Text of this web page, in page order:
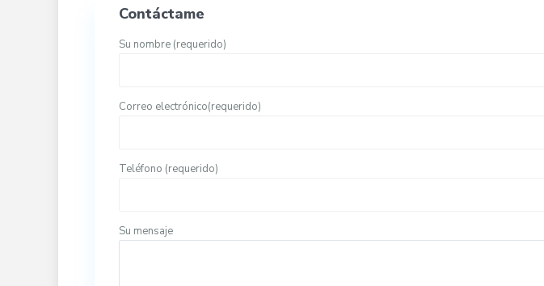
Contáctame
Su nombre (requerido)
Correo electrónico(requerido)
Teléfono (requerido)
Su mensaje